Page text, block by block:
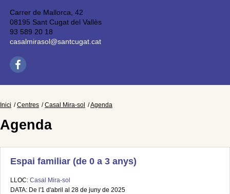
Carrer de Mallorca, 42
08195 Sant Cugat del Vallès
93 589 20 18
casalmirasol@santcugat.cat
Inici Centres Casal Mira-sol Agenda
Agenda
Espai familiar (de 0 a 3 anys)
LLOC: Casal Mira-sol
DATA: De l'1 d'abril al 28 de juny de 2025